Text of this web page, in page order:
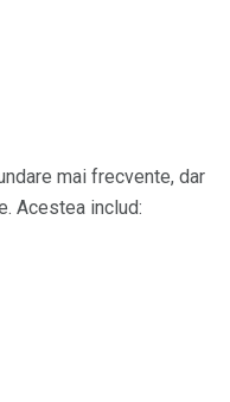
mai frecvente, dar
Acestea includ: